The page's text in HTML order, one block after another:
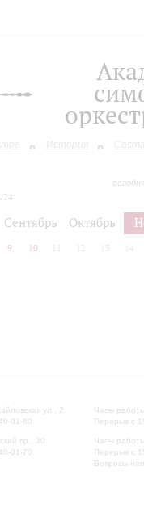
История
24
Сентябрь Октябрь
9 10 12 13 14
ул., 2
01-80
пр., 30
01-70
Часы
Перерыв с
Часы
Перерыв с
Вопросы